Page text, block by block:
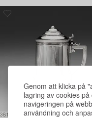
Genom att klicka på
lagring av cookies
navigeringen på
användning och
381